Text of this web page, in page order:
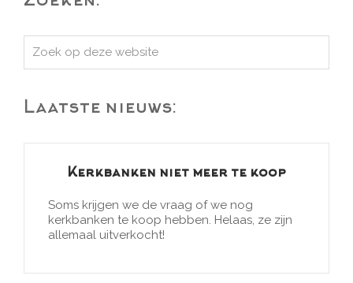
Zoek
op
website
Laatste nieuws:
Kerkbanken niet meer te koop
Soms krijgen we de vraag of we nog
kerkbanken te koop hebben. Helaas, ze zijn
allemaal uitverkocht!